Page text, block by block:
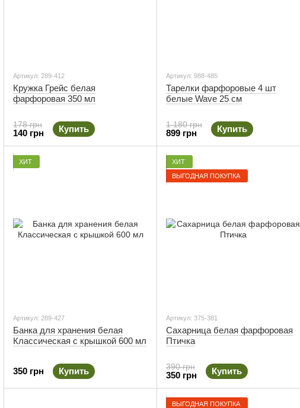
Артикул: 289-412
Кружка Грейс белая
фарфоровая 350 мл
178 грн
140 грн Купить
Артикул: 988-485
Тарелки фарфоровые 4 шт
белые Wave 25 см
1 180 грн
899 грн Купить
ХИТ
Артикул: 289-427
Банка для хранения белая
Классическая с крышкой 600 мл
350 грн Купить
ХИТ
ВЫГОДНАЯ ПОКУПКА
Артикул: 375-381
Сахарница белая фарфоровая
Птичка
390 грн
350 грн Купить
ВЫГОДНАЯ ПОКУПКА